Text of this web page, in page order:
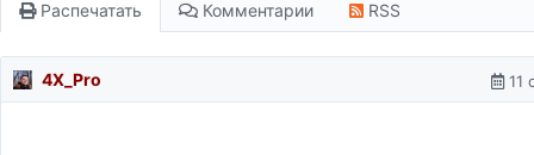
Распечатать Комментарии RSS
4X_Pro 11